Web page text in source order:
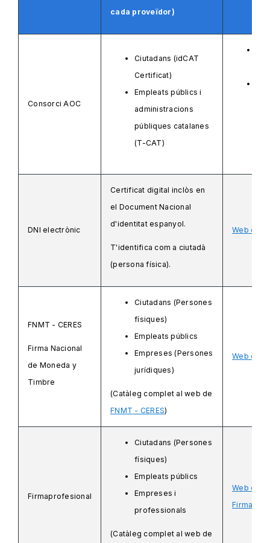
cada proveïdor)
Consorci AOC
Ciutadans (idCAT
Certificat)
Empleats públics i
administracions
públiques catalanes
(T-CAT)
DNI electrònic
Certificat digital inclòs en
el Document Nacional
d'identitat espanyol.
T'identifica com a ciutadà
(persona física).
Web del
FNMT - CERES
Firma Nacional
de Moneda y
Timbre
Ciutadans (Persones
físiques)
Empleats públics
Empreses (Persones
jurídiques)
(Catàleg complet al web de
FNMT - CERES)
Web de
Firmaprofesional
Ciutadans (Persones
físiques)
Empleats públics
Empreses i
professionals
(Catàleg complet al web de
Web de